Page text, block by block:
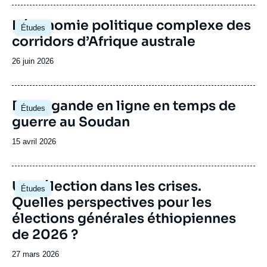
Bessa/Shutterstock
motos,
des
vélos
et
des
gens
la
de
la
capitale,
©
Braconnier/Shutterstock
publication
Études
Image
principale
L’économie politique complexe des
corridors d’Afrique australe
Date
publication
26 juin 2026
Études
Image
principale
Propagande en ligne en temps de
guerre au Soudan
Date
publication
15 avril 2026
Études
Image
principale
Une élection dans les crises.
Quelles perspectives pour les
élections générales éthiopiennes
de 2026 ?
Date
27 mars 2026